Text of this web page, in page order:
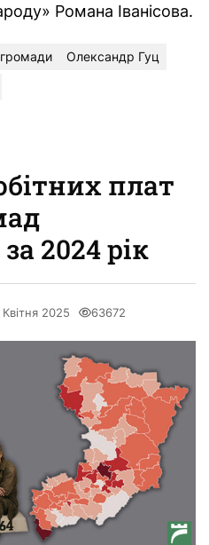
Романа Іванісова.
громади
Олександр Гуц
плат
2024 рік
2025 63672